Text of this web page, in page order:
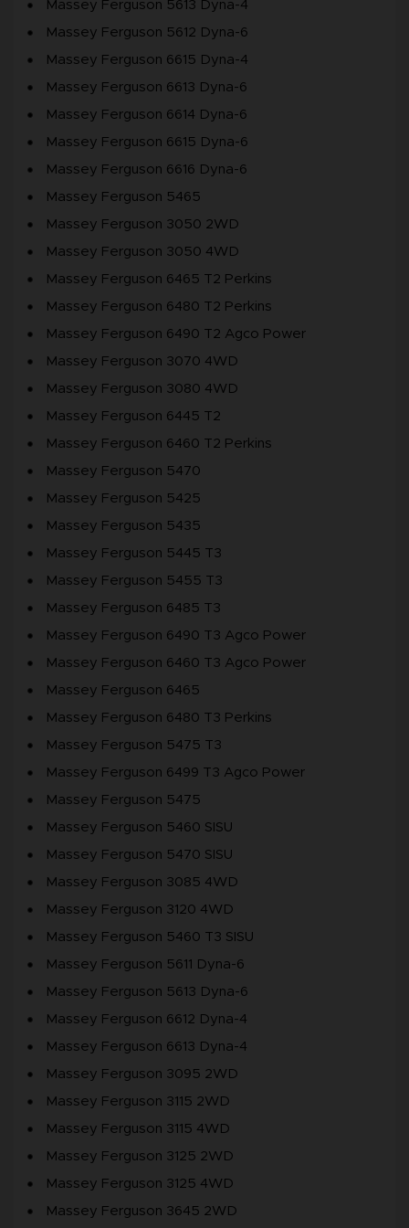
Massey Ferguson 5613 Dyna-4
Massey Ferguson 5612 Dyna-6
Massey Ferguson 6615 Dyna-4
Massey Ferguson 6613 Dyna-6
Massey Ferguson 6614 Dyna-6
Massey Ferguson 6615 Dyna-6
Massey Ferguson 6616 Dyna-6
Massey Ferguson 5465
Massey Ferguson 3050 2WD
Massey Ferguson 3050 4WD
Massey Ferguson 6465 T2 Perkins
Massey Ferguson 6480 T2 Perkins
Massey Ferguson 6490 T2 Agco Power
Massey Ferguson 3070 4WD
Massey Ferguson 3080 4WD
Massey Ferguson 6445 T2
Massey Ferguson 6460 T2 Perkins
Massey Ferguson 5470
Massey Ferguson 5425
Massey Ferguson 5435
Massey Ferguson 5445 T3
Massey Ferguson 5455 T3
Massey Ferguson 6485 T3
Massey Ferguson 6490 T3 Agco Power
Massey Ferguson 6460 T3 Agco Power
Massey Ferguson 6465
Massey Ferguson 6480 T3 Perkins
Massey Ferguson 5475 T3
Massey Ferguson 6499 T3 Agco Power
Massey Ferguson 5475
Massey Ferguson 5460 SISU
Massey Ferguson 5470 SISU
Massey Ferguson 3085 4WD
Massey Ferguson 3120 4WD
Massey Ferguson 5460 T3 SISU
Massey Ferguson 5611 Dyna-6
Massey Ferguson 5613 Dyna-6
Massey Ferguson 6612 Dyna-4
Massey Ferguson 6613 Dyna-4
Massey Ferguson 3095 2WD
Massey Ferguson 3115 2WD
Massey Ferguson 3115 4WD
Massey Ferguson 3125 2WD
Massey Ferguson 3125 4WD
Massey Ferguson 3645 2WD